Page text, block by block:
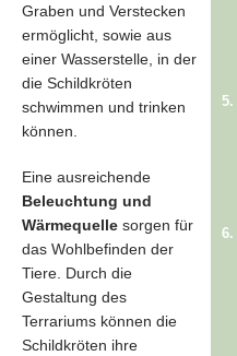
Graben und Verstecken
ermöglicht, sowie aus
einer Wasserstelle, in der
die Schildkröten
schwimmen und trinken
können.
Eine ausreichende
Beleuchtung und
Wärmequelle sorgen für
das Wohlbefinden der
Tiere. Durch die
Gestaltung des
Terrariums können die
Schildkröten ihre